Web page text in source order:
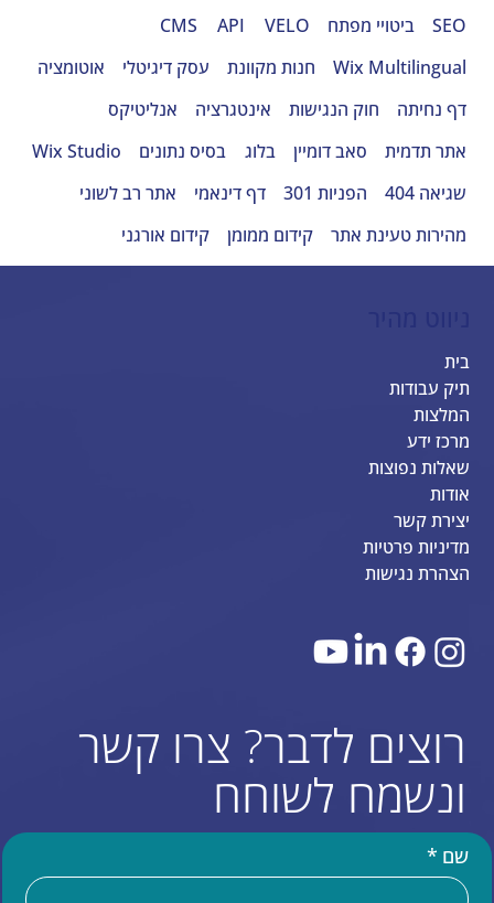
SEO
ביטויי מפתח VELO
API
CMS
Wix Multilingual
חנות מקוונת עסק דיגיטלי
אוטומציה
דף נחיתה
חוק הנגישות אינטגרציה
אנליטיקס
אתר תדמית
סאב דומיין בלוג בסיס נתונים
Wix Studio
שגיאה 404
הפניות 301 דף דינאמי
אתר רב לשוני
מהירות טעינת אתר
קידום ממומן קידום אורגני
בית
תיק עבודות
המלצות
מרכז ידע
שאלות נפוצות
אודות
יצירת קשר
מדיניות פרטיות
הצהרת נגישות
שם *
רוצים לדבר? צרו קשר
ונשמח לשוחח